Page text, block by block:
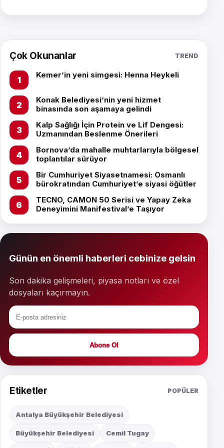
Çok Okunanlar TREND
Kemer’in yeni simgesi: Henna Heykeli
Konak Belediyesi’nin yeni hizmet
binasında son aşamaya gelindi
Kalp Sağlığı İçin Protein ve Lif Dengesi:
Uzmanından Beslenme Önerileri
Bornova’da mahalle muhtarlarıyla bölgesel
toplantılar sürüyor
Bir Cumhuriyet Siyasetnamesi: Osmanlı
bürokratından Cumhuriyet’e siyasi öğütler
TECNO, CAMON 50 Serisi ve Yapay Zeka
Deneyimini Manifestival’e Taşıyor
Günün en önemli haberleri cebinize gelsin
Son dakika gelişmeleri, piyasa notları ve özel
dosyaları kaçırmayın.
Abone Ol
Etiketler POPÜLER
Antalya Büyükşehir Belediyesi
Büyükşehir Belediyesi Cemil Tugay